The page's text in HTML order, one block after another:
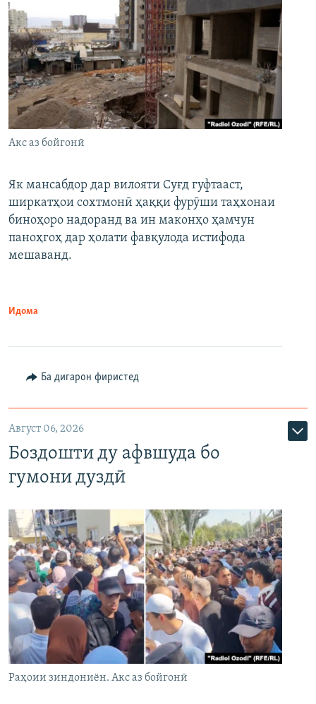
Акс аз бойгонӣ
Як мансабдор дар вилояти Суғд гуфтааст,
ширкатҳои сохтмонӣ ҳаққи фурӯши таҳхонаи
биноҳоро надоранд ва ин маконҳо ҳамчун
паноҳгоҳ дар ҳолати фавқулода истифода
мешаванд.
Идома
Ба дигарон фиристед
Август 06, 2026
Боздошти ду афвшуда бо
гумони дуздӣ
Раҳоии зиндониён. Акс аз бойгонӣ